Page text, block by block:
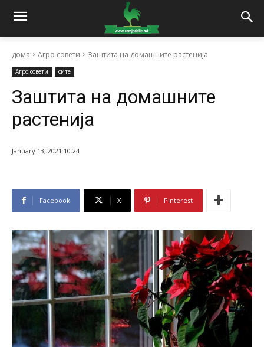
дома Агро совети Заштита на домашните растенија
Агро совети сите
Заштита на домашните
растенија
January 13, 2021 10:24
Facebook X Pinterest